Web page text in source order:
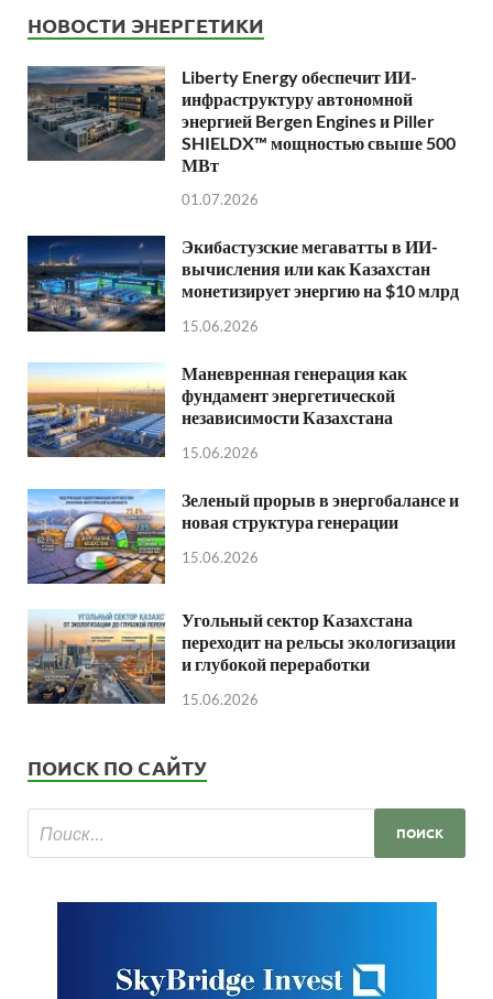
НОВОСТИ ЭНЕРГЕТИКИ
Liberty Energy обеспечит ИИ-
инфраструктуру автономной
энергией Bergen Engines и Piller
SHIELDX™ мощностью свыше 500
МВт
01.07.2026
Экибастузские мегаватты в ИИ-
вычисления или как Казахстан
монетизирует энергию на $10 млрд
15.06.2026
Маневренная генерация как
фундамент энергетической
независимости Казахстана
15.06.2026
Зеленый прорыв в энергобалансе и
новая структура генерации
15.06.2026
Угольный сектор Казахстана
переходит на рельсы экологизации
и глубокой переработки
15.06.2026
ПОИСК ПО САЙТУ